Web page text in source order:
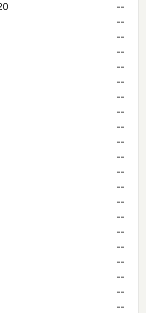
--
--
--
--
--
--
--
--
--
--
--
--
--
--
--
--
--
--
--
--
--